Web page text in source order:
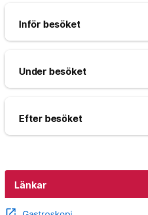
Inför besöket
Under besöket
Efter besöket
Länkar